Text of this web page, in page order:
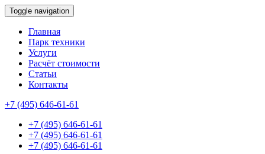
Toggle navigation
Главная
Парк техники
Услуги
Расчёт стоимости
Статьи
Контакты
+7 (495) 646-61-61
+7 (495) 646-61-61
+7 (495) 646-61-61
+7 (495) 646-61-61